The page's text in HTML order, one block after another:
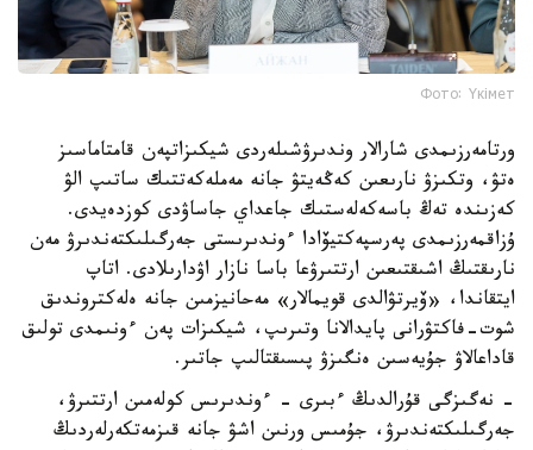
Фото: Үкімет
ورتامەرزىمدى شارالار وندىرۋشىلەردى شيكىزاتپەن قامتاماسىز
ەتۋ، وتكىزۋ نارىعىن كەڭەيتۋ جانە مەملەكەتتىك ساتىپ الۋ
كەزىندە تەڭ باسەكەلەستىك جاعداي جاساۋدى كوزدەيدى.
ۇزاقمەرزىمدى پەرسپەكتيۆادا ءوندىرىستى جەرگىلىكتەندىرۋ مەن
نارىقتىڭ اشىقتىعىن ارتتىرۋعا باسا نازار اۋدارىلادى. اتاپ
ايتقاندا، «ۆيرتۋالدى قويمالار» مەحانيزمىن جانە ەلەكتروندىق
شوت-فاكتۋرانى پايدالانا وتىرىپ، شيكىزات پەن ءونىمدى تولىق
قاداعالاۋ جۇيەسىن ەنگىزۋ پىسىقتالىپ جاتىر.
- نەگىزگى قۇرالدىڭ ءبىرى - ءوندىرىس كولەمىن ارتتىرۋ،
جەرگىلىكتەندىرۋ، جۇمىس ورنىن اشۋ جانە قىزمەتكەرلەردىڭ